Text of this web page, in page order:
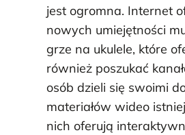
jest ogromna. Internet
nowych umiejętności
grze na ukulele, które
również poszukać
osób dzieli się swoimi
materiałów wideo
nich oferują